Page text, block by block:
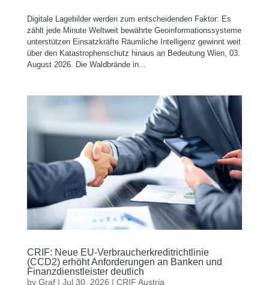
Digitale Lagebilder werden zum entscheidenden Faktor: Es
zählt jede Minute Weltweit bewährte Geoinformationssysteme
unterstützen Einsatzkräfte Räumliche Intelligenz gewinnt weit
über den Katastrophenschutz hinaus an Bedeutung Wien, 03.
August 2026. Die Waldbrände in...
CRIF: Neue EU-Verbraucherkreditrichtlinie
(CCD2) erhöht Anforderungen an Banken und
Finanzdienstleister deutlich
by Graf| Jul 30, 2026 | CRIF Austria